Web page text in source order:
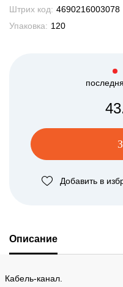
Штрих код: 4690216003078
Упаковка: 120
Добавить в
Описание
Кабель-канал.